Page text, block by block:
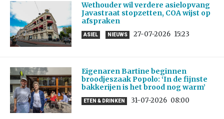
Wethouder wil verdere asielopvang
Javastraat stopzetten, COA wijst op
afspraken
ASIEL NIEUWS 27-07-2026 15:23
Eigenaren Bartine beginnen
broodjeszaak Popolo: ‘In de fijnste
bakkerijen is het brood nog warm’
ETEN & DRINKEN 31-07-2026 08:00